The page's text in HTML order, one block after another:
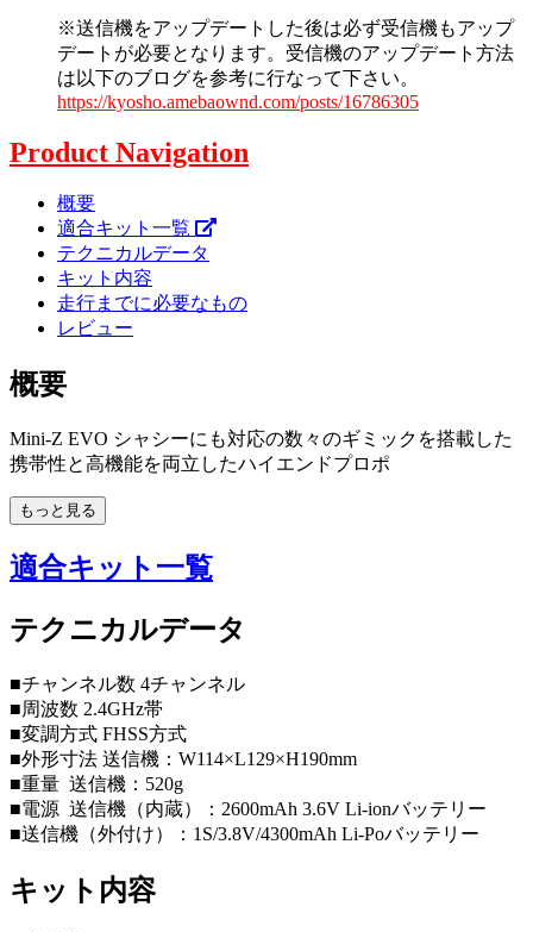
※送信機をアップデートした後は必ず受信機もアップ
デートが必要となります。受信機のアップデート方法
は以下のブログを参考に行なって下さい。
https://kyosho.amebaownd.com/posts/16786305
Product Navigation
概要
適合キット一覧
テクニカルデータ
キット内容
走行までに必要なもの
レビュー
概要
Mini-Z EVO シャシーにも対応の数々のギミックを搭載した
携帯性と高機能を両立したハイエンドプロポ
もっと見る
適合キット一覧
テクニカルデータ
■チャンネル数 4チャンネル
■周波数 2.4GHz帯
■変調方式 FHSS方式
■外形寸法 送信機：W114×L129×H190mm
■重量 送信機：520g
■電源 送信機（内蔵）：2600mAh 3.6V Li-ionバッテリー
■送信機（外付け）：1S/3.8V/4300mAh Li-Poバッテリー
キット内容